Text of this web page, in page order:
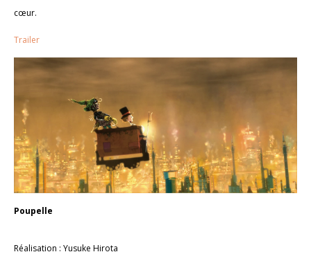
cœur.
Trailer
Poupelle
Réalisation : Yusuke Hirota